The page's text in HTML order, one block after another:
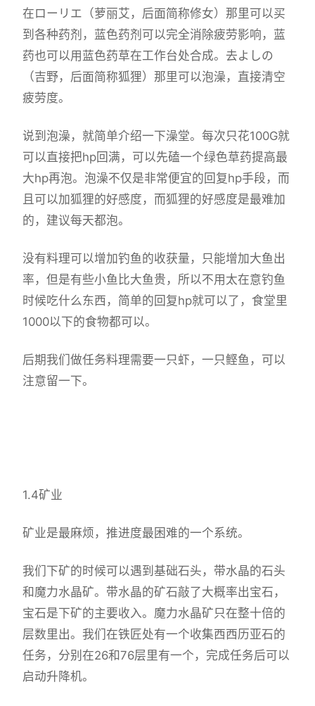
在ローリエ（萝丽艾，后面简称修女）那里可以买
到各种药剂，蓝色药剂可以完全消除疲劳影响，蓝
药也可以用蓝色药草在工作台处合成。去よしの
（吉野，后面简称狐狸）那里可以泡澡，直接清空
疲劳度。
说到泡澡，就简单介绍一下澡堂。每次只花100G就
可以直接把hp回满，可以先磕一个绿色草药提高最
大hp再泡。泡澡不仅是非常便宜的回复hp手段，而
且可以加狐狸的好感度，而狐狸的好感度是最难加
的，建议每天都泡。
没有料理可以增加钓鱼的收获量，只能增加大鱼出
率，但是有些小鱼比大鱼贵，所以不用太在意钓鱼
时候吃什么东西，简单的回复hp就可以了，食堂里
1000以下的食物都可以。
后期我们做任务料理需要一只虾，一只鲣鱼，可以
注意留一下。
1.4矿业
矿业是最麻烦，推进度最困难的一个系统。
我们下矿的时候可以遇到基础石头，带水晶的石头
和魔力水晶矿。带水晶的矿石敲了大概率出宝石，
宝石是下矿的主要收入。魔力水晶矿只在整十倍的
层数里出。我们在铁匠处有一个收集西西历亚石的
任务，分别在26和76层里有一个，完成任务后可以
启动升降机。